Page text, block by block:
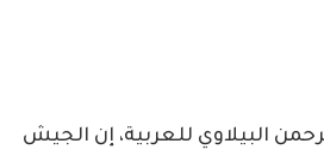
البيلاوي للعربية، إن الجيش